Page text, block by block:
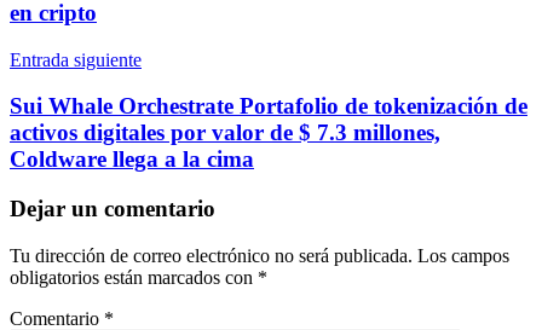
en cripto
Entrada siguiente
Sui Whale Orchestrate Portafolio de tokenización de
activos digitales por valor de $ 7.3 millones,
Coldware llega a la cima
Dejar un comentario
Tu dirección de correo electrónico no será publicada. Los campos
obligatorios están marcados con *
Comentario *